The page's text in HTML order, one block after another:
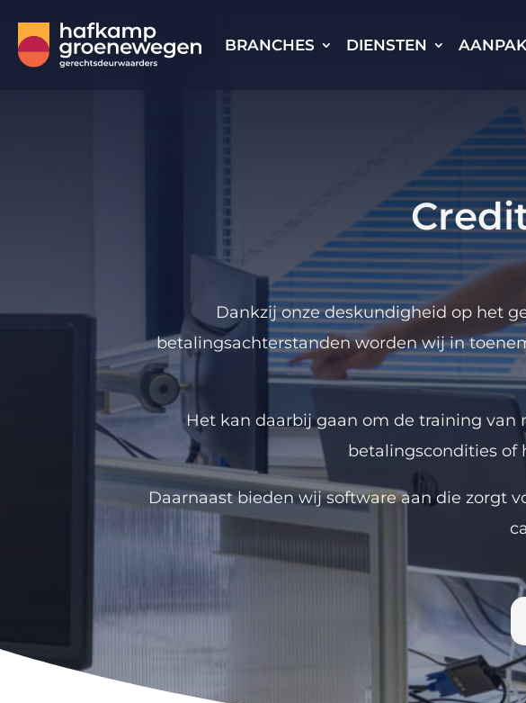
BRANCHES DIENSTEN
Dankzij onze deskundigheid op het
betalingsachterstanden worden wij in
Het kan daarbij gaan om de training van
betalingscondities of
Daarnaast bieden wij software aan die zorgt